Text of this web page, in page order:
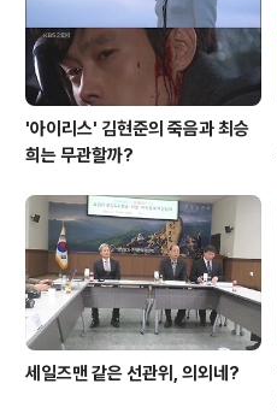
'아이리스' 김현준의 죽음과 최승
희는 무관할까?
세일즈맨 같은 선관위, 의외네?